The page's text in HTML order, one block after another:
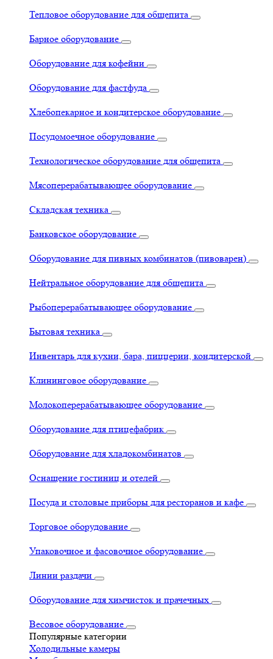
Тепловое оборудование для общепита
Барное оборудование
Оборудование для кофейни
Оборудование для фастфуда
Хлебопекарное и кондитерское оборудование
Посудомоечное оборудование
Технологическое оборудование для общепита
Мясоперерабатывающее оборудование
Складская техника
Банковское оборудование
Оборудование для пивных комбинатов (пивоварен)
Нейтральное оборудование для общепита
Рыбоперерабатывающее оборудование
Бытовая техника
Инвентарь для кухни, бара, пиццерии, кондитерской
Клининговое оборудование
Молокоперерабатывающее оборудование
Оборудование для птицефабрик
Оборудование для хладокомбинатов
Оснащение гостиниц и отелей
Посуда и столовые приборы для ресторанов и кафе
Торговое оборудование
Упаковочное и фасовочное оборудование
Линии раздачи
Оборудование для химчисток и прачечных
Весовое оборудование
Популярные категории
Холодильные камеры